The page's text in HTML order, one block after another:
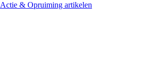
Actie & Opruiming artikelen